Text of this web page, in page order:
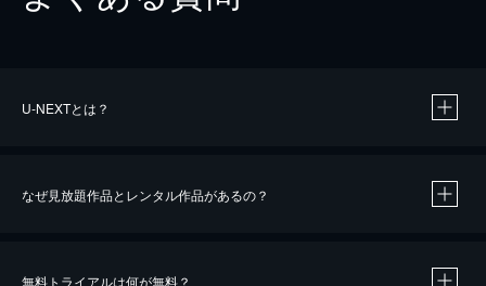
U-NEXTとは？
なぜ見放題作品とレンタル作品があるの？
無料トライアルは何が無料？